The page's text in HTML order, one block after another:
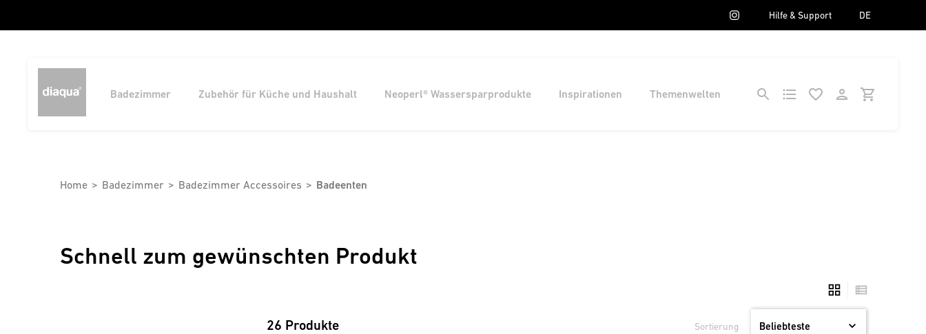
Hilfe & Support DE
Badezimmer Zubehör für Küche und Haushalt Neoperl® Wassersparprodukte Inspirationen Themenwelten
Home Badezimmer Badezimmer Accessoires Badeenten
Schnell zum gewünschten Produkt
26 Produkte Sortierung